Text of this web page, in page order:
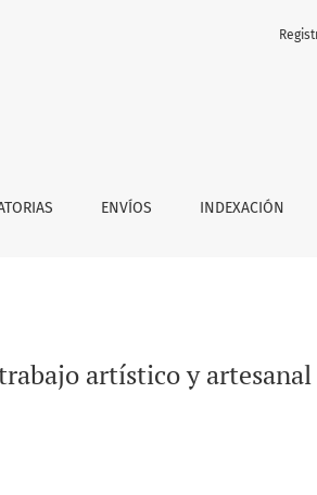
ENVÍOS INDEXACIÓN
artístico y artesanal